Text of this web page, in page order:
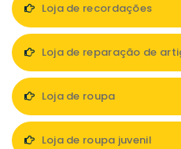
Loja de recordações
Loja de reparação de
Loja de roupa
Loja de roupa juvenil